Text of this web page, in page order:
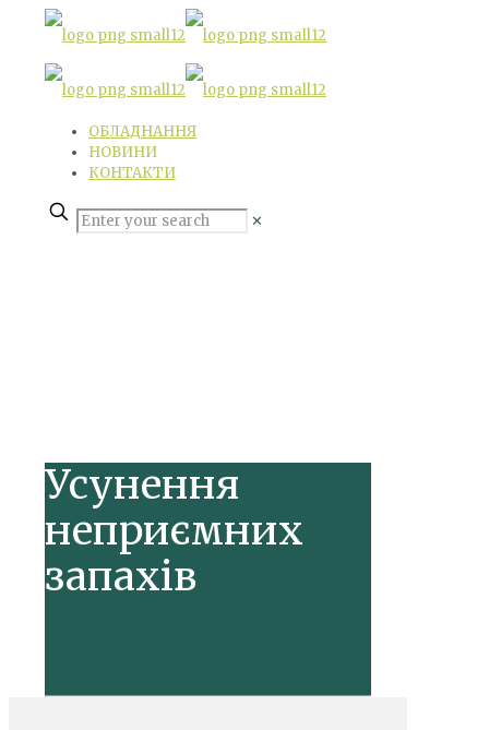
ОБЛАДНАННЯ
НОВИНИ
КОНТАКТИ
✕
Усунення
неприємних
запахів